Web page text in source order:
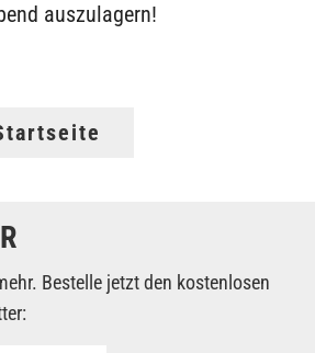
auszulagern!
Bestelle jetzt den kostenlosen